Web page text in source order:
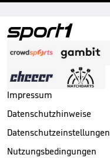
Impressum
Datenschutzhinweise
Datenschutzeinstellungen
Nutzungsbedingungen